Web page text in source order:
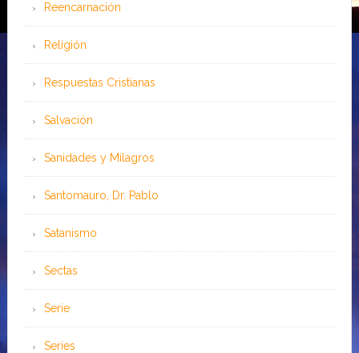
Reencarnación
Religión
Respuestas Cristianas
Salvación
Sanidades y Milagros
Santomauro, Dr. Pablo
Satanismo
Sectas
Serie
Series